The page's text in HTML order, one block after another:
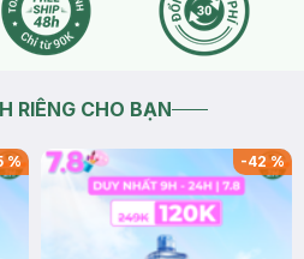
RIÊNG CHO BẠN
% -42%